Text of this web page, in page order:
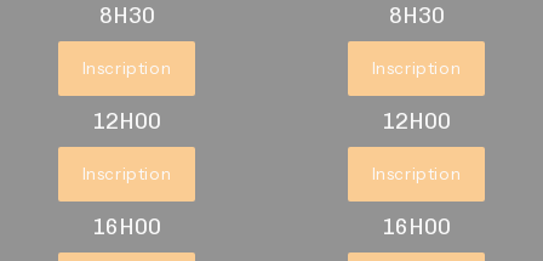
8H30
Inscription
12H00
Inscription
16H00
8H30
Inscription
12H00
Inscription
16H00